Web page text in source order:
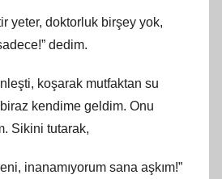
yeter, doktorluk birşey yok,
dedim.
koşarak mutfaktan su
kendime geldim. Onu
Sikini tutarak,
inanamıyorum sana aşkım!”